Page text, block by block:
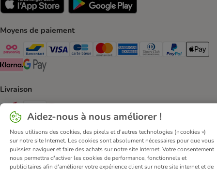
Moyens de paiement
Payconiq Payment Method
bancontact Payment Method
Visa Payment Method
carte bleue Payment Method
Master card Payment Method
American express Payment
Diners club Payment
Paypal Payment
Apple
Klarna Payment Method
Google Pay Payment Method
Livraison
Bpost Shipping Method
DPD Shipping Method
Mondial relay Shipping Method
Sécurité
Security
Aidez-nous à nous améliorer !
Nous utilisons des cookies, des pixels et d'autres technologies (« cookies »)
sur notre site Internet. Les cookies sont absolument nécessaires pour que vous
puissiez naviguer et faire des achats sur notre site Internet. Votre consentement
nous permettra d'activer les cookies de performance, fonctionnels et
publicitaires afin d'améliorer votre expérience client sur notre site internet et de